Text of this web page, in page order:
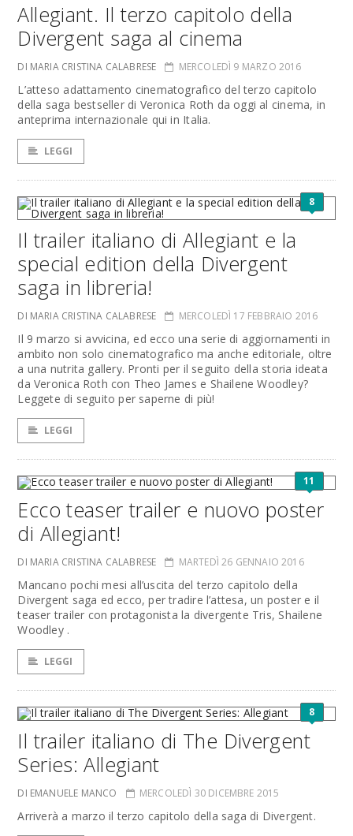
Allegiant. Il terzo capitolo della
Divergent saga al cinema
DI MARIA CRISTINA CALABRESE MERCOLEDÌ 9 MARZO 2016
L’atteso adattamento cinematografico del terzo capitolo
della saga bestseller di Veronica Roth da oggi al cinema, in
anteprima internazionale qui in Italia.
LEGGI
8
Il trailer italiano di Allegiant e la
special edition della Divergent
saga in libreria!
DI MARIA CRISTINA CALABRESE MERCOLEDÌ 17 FEBBRAIO 2016
Il 9 marzo si avvicina, ed ecco una serie di aggiornamenti in
ambito non solo cinematografico ma anche editoriale, oltre
a una nutrita gallery. Pronti per il seguito della storia ideata
da Veronica Roth con Theo James e Shailene Woodley?
Leggete di seguito per saperne di più!
LEGGI
11
Ecco teaser trailer e nuovo poster
di Allegiant!
DI MARIA CRISTINA CALABRESE MARTEDÌ 26 GENNAIO 2016
Mancano pochi mesi all’uscita del terzo capitolo della
Divergent saga ed ecco, per tradire l’attesa, un poster e il
teaser trailer con protagonista la divergente Tris, Shailene
Woodley .
LEGGI
8
Il trailer italiano di The Divergent
Series: Allegiant
DI EMANUELE MANCO MERCOLEDÌ 30 DICEMBRE 2015
Arriverà a marzo il terzo capitolo della saga di Divergent.